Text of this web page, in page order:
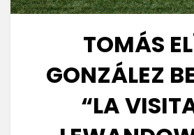
TOMÁS
GONZÁLEZ
“LA